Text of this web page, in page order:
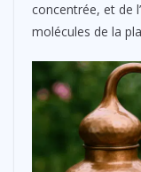
concentrée, et de
molécules de la